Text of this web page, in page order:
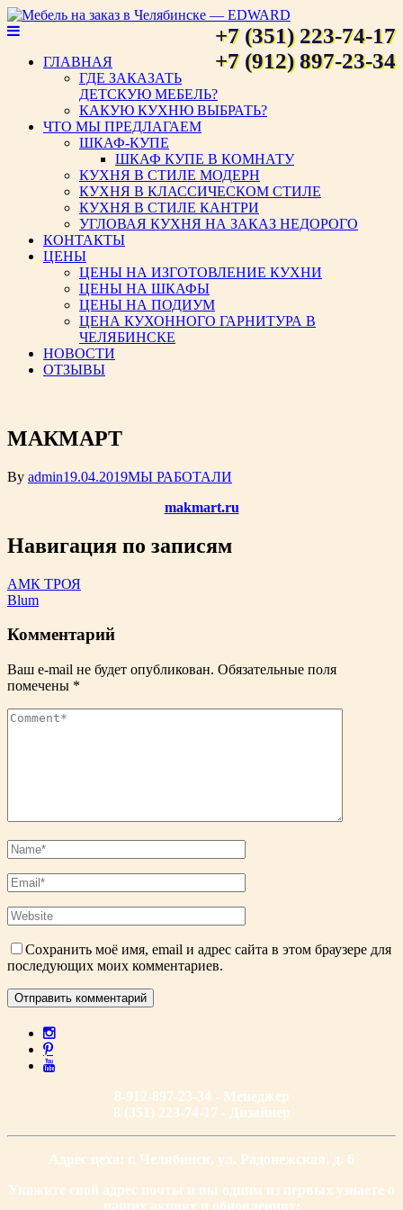
Мебель на заказ в Челябинске
— EDWARD
+7 (351) 223-74-17
+7 (912) 897-23-34
ГЛАВНАЯ
ГДЕ ЗАКАЗАТЬ
ДЕТСКУЮ МЕБЕЛЬ?
КАКУЮ КУХНЮ ВЫБРАТЬ?
ЧТО МЫ ПРЕДЛАГАЕМ
ШКАФ-КУПЕ
ШКАФ КУПЕ В КОМНАТУ
КУХНЯ В СТИЛЕ МОДЕРН
КУХНЯ В КЛАССИЧЕСКОМ СТИЛЕ
КУХНЯ В СТИЛЕ КАНТРИ
УГЛОВАЯ КУХНЯ НА ЗАКАЗ НЕДОРОГО
КОНТАКТЫ
ЦЕНЫ
ЦЕНЫ НА ИЗГОТОВЛЕНИЕ КУХНИ
ЦЕНЫ НА ШКАФЫ
ЦЕНЫ НА ПОДИУМ
ЦЕНА КУХОННОГО ГАРНИТУРА В
ЧЕЛЯБИНСКЕ
НОВОСТИ
ОТЗЫВЫ
МАКМАРТ
By admin19.04.2019МЫ РАБОТАЛИ
makmart.ru
Навигация по записям
АМК ТРОЯ
Blum
Комментарий
Ваш e-mail не будет опубликован. Обязательные поля
помечены *
Сохранить моё имя, email и адрес сайта в этом браузере для
последующих моих комментариев.
8-912-897-23-34 - Менеджер
8 (351) 223-74-17 - Дизайнер
Адрес цеха: г. Челябинск, ул. Радонежская, д. 6
Укажите свой адрес почты и вы одним из первых узнаете о
наших акциях и обновлениях: